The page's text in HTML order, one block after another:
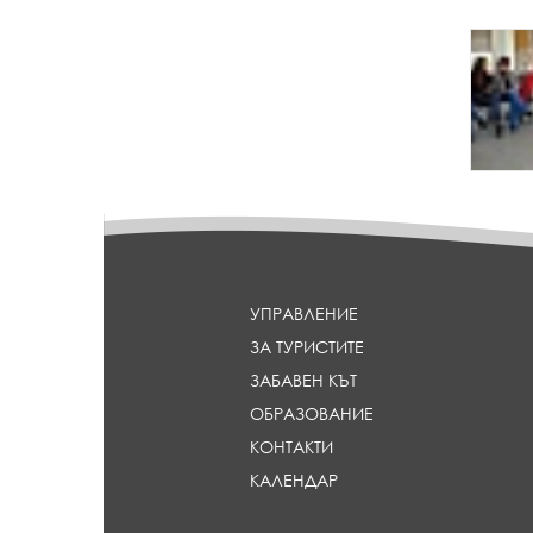
{
p
a
r
a
e
УПРАВЛЕНИЕ
ЗА ТУРИСТИТЕ
ЗАБАВЕН КЪТ
ОБРАЗОВАНИЕ
КОНТАКТИ
КАЛЕНДАР